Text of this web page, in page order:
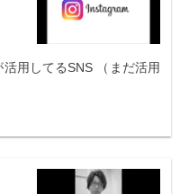
用してるSNS （まだ活用